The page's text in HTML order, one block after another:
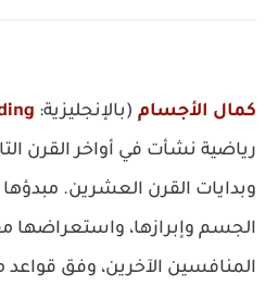
كمال الأجسام (بالإنجليزية:
رياضية نشأت في أواخر القرن
وبدايات القرن العشرين.
الجسم وإبرازها، واستعراضها
المنافسين الآخرين، وفق